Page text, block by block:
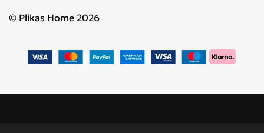
© Plikas Home 2026